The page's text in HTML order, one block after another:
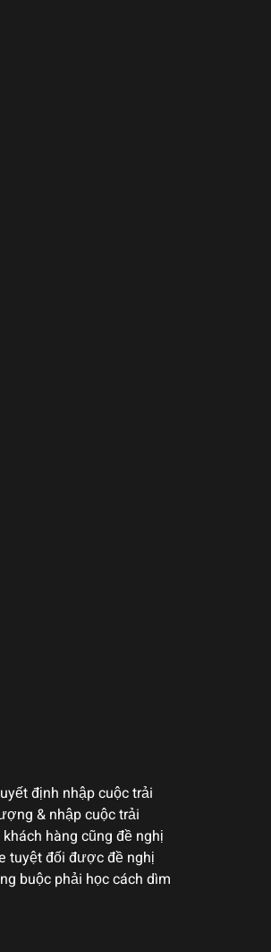
định nhập cuộc trải
& nhập cuộc trải
hàng cũng đề nghị
tuyệt đối được đề nghị
buộc phải học cách dìm